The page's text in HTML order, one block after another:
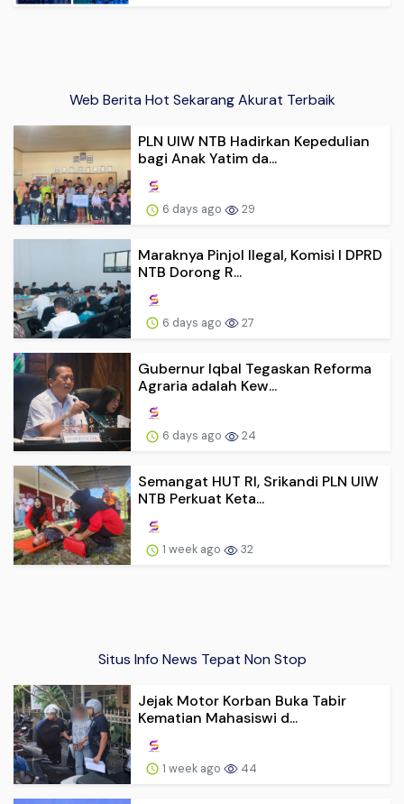
Web Berita Hot Sekarang Akurat Terbaik
PLN UIW NTB Hadirkan Kepedulian
bagi Anak Yatim da...
6 days ago 29
Maraknya Pinjol Ilegal, Komisi I DPRD
NTB Dorong R...
6 days ago 27
Gubernur Iqbal Tegaskan Reforma
Agraria adalah Kew...
6 days ago 24
Semangat HUT RI, Srikandi PLN UIW
NTB Perkuat Keta...
1 week ago 32
Situs Info News Tepat Non Stop
Jejak Motor Korban Buka Tabir
Kematian Mahasiswi d...
1 week ago 44